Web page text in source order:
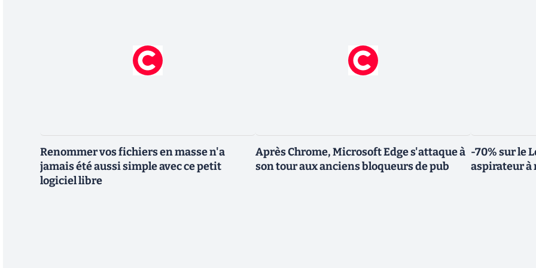
Renommer vos fichiers en masse n'a
jamais été aussi simple avec ce petit
logiciel libre
Après Chrome, Microsoft Edge s'attaque à
son tour aux anciens bloqueurs de pub
-70% sur le
aspirateur à